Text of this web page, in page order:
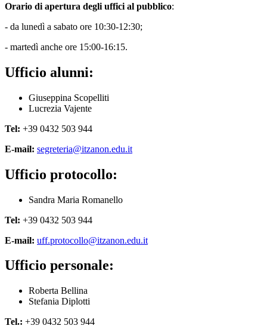
Orario di apertura degli uffici al pubblico:
- da lunedì a sabato ore 10:30-12:30;
- martedì anche ore 15:00-16:15.
Ufficio alunni:
Giuseppina Scopelliti
Lucrezia Vajente
Tel: +39 0432 503 944
E-mail: segreteria@itzanon.edu.it
Ufficio protocollo:
Sandra Maria Romanello
Tel: +39 0432 503 944
E-mail: uff.protocollo@itzanon.edu.it
Ufficio personale:
Roberta Bellina
Stefania Diplotti
Tel.: +39 0432 503 944